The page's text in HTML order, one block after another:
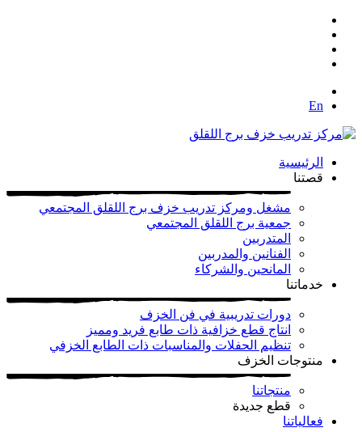
En
الرئيسية
قصتنا
مشغل ومركز تدريب خزف برج اللقلق المجتمعي
جمعية برج اللقلق المجتمعي
المتدربين
الفنانين والمدربين
المانحين والشركاء
خدماتنا
دورات تدريبية في فن الخزف
انتاج قطع خزافية ذات طابع فريد ومميز
تنظيم الحفلات والمناسبات ذات الطابع الخزفي
منتوجات الخزف
منتجاتنا
قطع جديدة
فعالياتنا